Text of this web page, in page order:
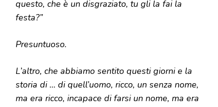
questo, che è un disgraziato, tu gli la fai la
festa?”
Presuntuoso.
L’altro, che abbiamo sentito questi giorni e la
storia di … di quell’uomo, ricco, un senza nome,
ma era ricco, incapace di farsi un nome, ma era